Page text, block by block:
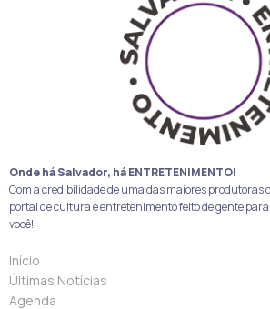
Onde há Salvador, há ENTRETENIMENTO!
Com a credibilidade de uma das maiores produtoras
portal de cultura e entretenimento feito de gente
você!
Início
Últimas Notícias
Agenda